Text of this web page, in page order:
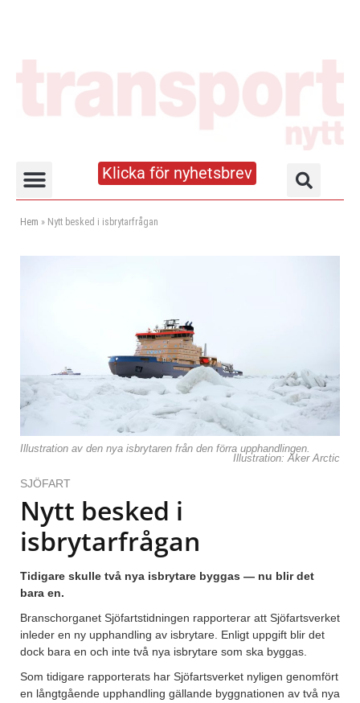
Klicka för nyhetsbrev
Hem » Nytt besked i isbrytarfrågan
Illustration av den nya isbrytaren från den förra upphandlingen.
Illustration: Aker Arctic
SJÖFART
Nytt besked i
isbrytarfrågan
Tidigare skulle två nya isbrytare byggas — nu blir det
bara en.
Branschorganet Sjöfartstidningen rapporterar att Sjöfartsverket
inleder en ny upphandling av isbrytare. Enligt uppgift blir det
dock bara en och inte två nya isbrytare som ska byggas.
Som tidigare rapporterats har Sjöfartsverket nyligen genomfört
en långtgående upphandling gällande byggnationen av två nya